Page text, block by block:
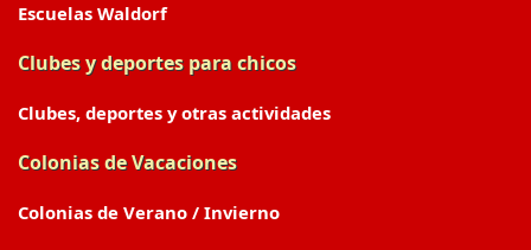
Escuelas Waldorf
Clubes y deportes para chicos
Clubes, deportes y otras actividades
Colonias de Vacaciones
Colonias de Verano / Invierno